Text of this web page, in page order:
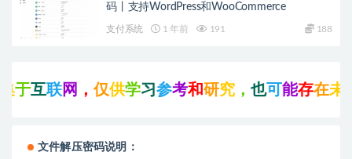
码丨支持WordPress和WooCommerce
支付系统 1 年前 191 188
互联 网， 仅供学习参 考和研究，也 可能 存在未知
文件解压密码说明：